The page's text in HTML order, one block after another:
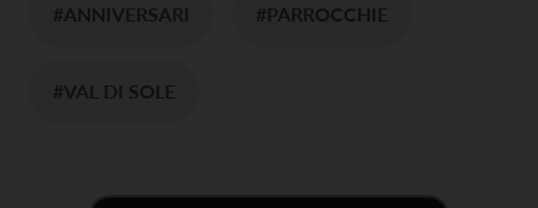
#ANNIVERSARI #PARROCCHIE
#VAL DI SOLE